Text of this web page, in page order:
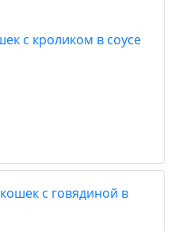
с кроликом в соусе